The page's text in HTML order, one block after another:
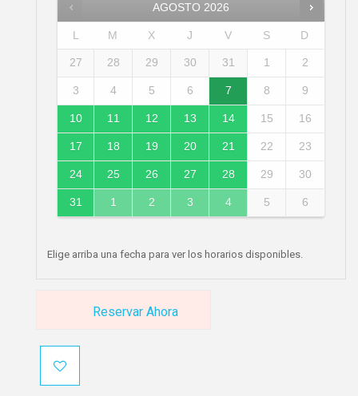
AGOSTO 2026
L M X J V S D
27 28 29 30 31 1 2
3 4 5 6 7 8 9
10 11 12 13 14 15 16
17 18 19 20 21 22 23
24 25 26 27 28 29 30
31 1 2 3 4 5 6
Elige arriba una fecha para ver los horarios disponibles.
Reservar Ahora